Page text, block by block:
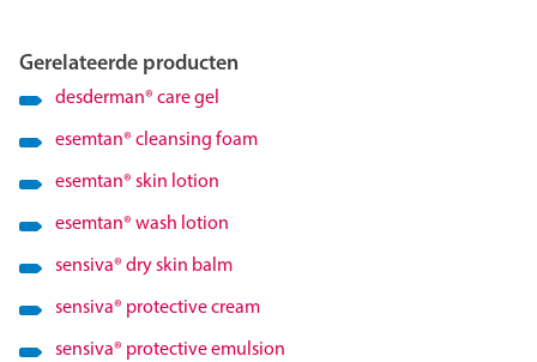
Gerelateerde producten
desderman® care gel
esemtan® cleansing foam
esemtan® skin lotion
esemtan® wash lotion
sensiva® dry skin balm
sensiva® protective cream
sensiva® protective emulsion